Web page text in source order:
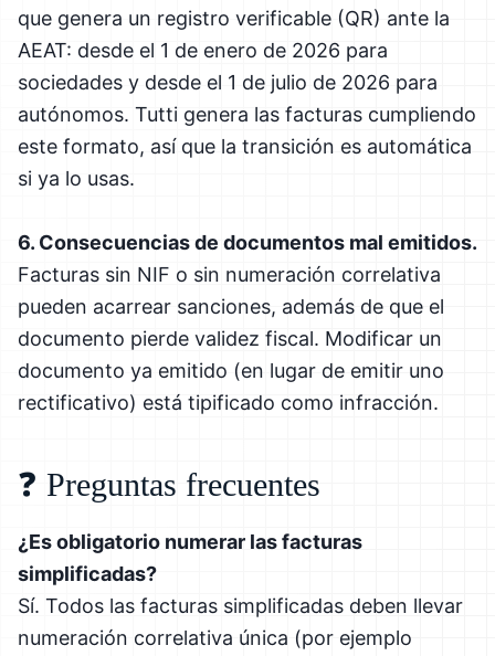
que genera un registro verificable (QR) ante la
AEAT: desde el 1 de enero de 2026 para
sociedades y desde el 1 de julio de 2026 para
autónomos. Tutti genera las facturas cumpliendo
este formato, así que la transición es automática
si ya lo usas.
6. Consecuencias de documentos mal emitidos.
Facturas sin NIF o sin numeración correlativa
pueden acarrear sanciones, además de que el
documento pierde validez fiscal. Modificar un
documento ya emitido (en lugar de emitir uno
rectificativo) está tipificado como infracción.
❓ Preguntas frecuentes
¿Es obligatorio numerar las facturas
simplificadas?
Sí. Todos las facturas simplificadas deben llevar
numeración correlativa única (por ejemplo